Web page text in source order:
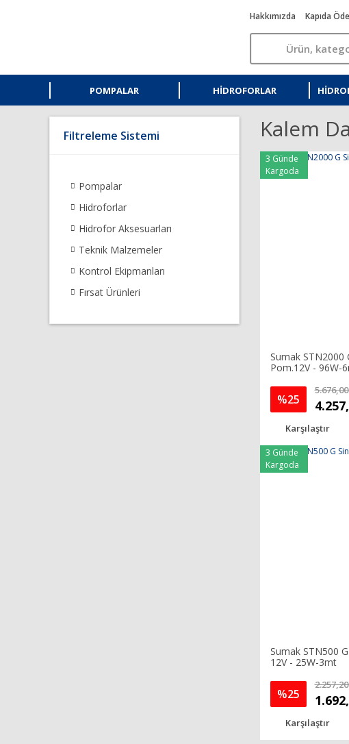
Hakkımızda Kapıda
POMPALAR HIDROFORLAR
Filtreleme Sistemi
Pompalar
Hidroforlar
Hidrofor Aksesuarları
Teknik Malzemeler
Kontrol Ekipmanları
Fırsat Ürünleri
Kalem
3 Günde
Kargoda
Sumak STN2000
Pom.12V - 96W-
%25
Karşılaştır
3 Günde
Kargoda
Sumak STN500
12V - 25W-3mt
%25
Karşılaştır